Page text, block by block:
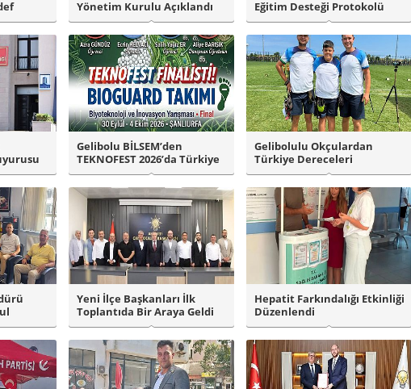
Yönetim Kurulu Açıklandı
Eğitim Desteği Protokolü
Gelibolu BİLSEM’den
TEKNOFEST 2026’da Türkiye
Finali Başarıs..
Gelibolulu Okçulardan
Türkiye Dereceleri
Yeni İlçe Başkanları İlk
Toplantıda Bir Araya Geldi
Hepatit Farkındalığı Etkinliği
Düzenlendi